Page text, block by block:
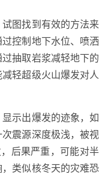
图找到有效的方法来
控制地下水位、喷洒
抽取岩浆减轻地下的
轻超级火山爆发对人
示出爆发的迹象，如
震源深度极浅，被视
后果严重，可能对半
类似核冬天的灾难恐